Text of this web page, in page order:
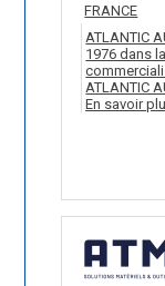
FRANCE
ATLANTIC
1976 dans
ATLANTIC
En savoir